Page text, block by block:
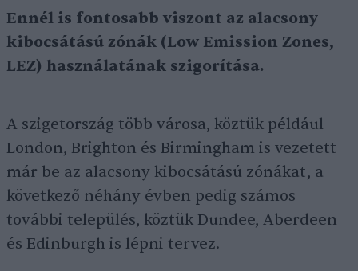
Ennél is fontosabb viszont az alacsony
kibocsátású zónák (Low Emission Zones,
LEZ) használatának szigorítása.
A szigetország több városa, köztük például
London, Brighton és Birmingham is vezetett
már be az alacsony kibocsátású zónákat, a
következő néhány évben pedig számos
további település, köztük Dundee, Aberdeen
és Edinburgh is lépni tervez.